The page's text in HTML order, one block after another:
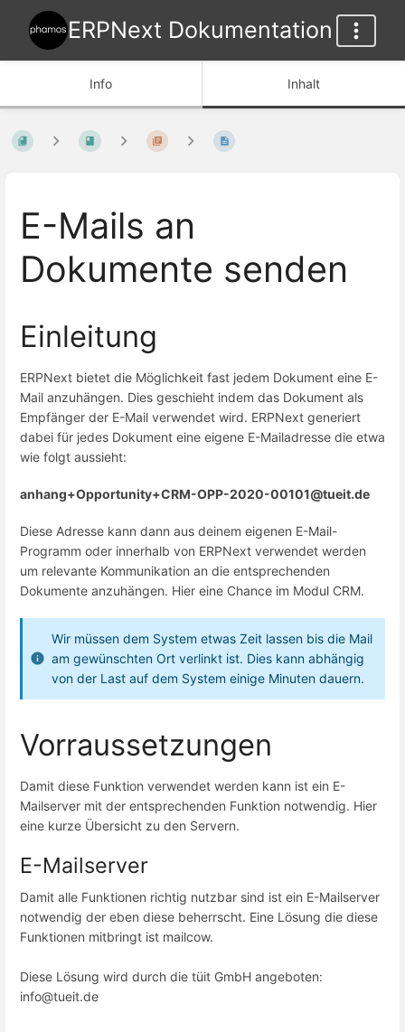
ERPNext Dokumentation
Info Inhalt
E-Mails an
Dokumente senden
Einleitung
ERPNext bietet die Möglichkeit fast jedem Dokument eine E-
Mail anzuhängen. Dies geschieht indem das Dokument als
Empfänger der E-Mail verwendet wird. ERPNext generiert
dabei für jedes Dokument eine eigene E-Mailadresse die etwa
wie folgt aussieht:
anhang+Opportunity+CRM-OPP-2020-00101@tueit.de
Diese Adresse kann dann aus deinem eigenen E-Mail-
Programm oder innerhalb von ERPNext verwendet werden
um relevante Kommunikation an die entsprechenden
Dokumente anzuhängen. Hier eine Chance im Modul CRM.
Wir müssen dem System etwas Zeit lassen bis die Mail
am gewünschten Ort verlinkt ist. Dies kann abhängig
von der Last auf dem System einige Minuten dauern.
Vorraussetzungen
Damit diese Funktion verwendet werden kann ist ein E-
Mailserver mit der entsprechenden Funktion notwendig. Hier
eine kurze Übersicht zu den Servern.
E-Mailserver
Damit alle Funktionen richtig nutzbar sind ist ein E-Mailserver
notwendig der eben diese beherrscht. Eine Lösung die diese
Funktionen mitbringt ist mailcow.
Diese Lösung wird durch die tüit GmbH angeboten:
info@tueit.de